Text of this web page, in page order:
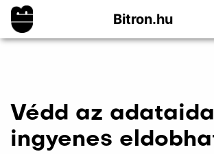
Bitron.hu
Védd az
ingyenes